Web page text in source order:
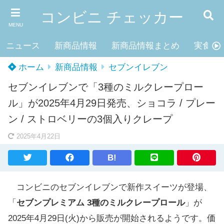
MENU コンビニ チェッカー
ニュース 新商品情報 新商品情報まとめ 実食レ
ホーム 新商品情報 セブンイレブン
セブンイレブンで「3種のミルクレープロー
ル」が2025年4月29日発売、ショコラ / プレー
ン / ストロベリーの3個入りクレープ
2025年4月22日
B!
コンビニのセブンイレブンで新作スイーツが登場、
「 セブンプレミアム 3種のミルクレープロール」が
2025年4月29日(火)から販売が開始されるようです。価